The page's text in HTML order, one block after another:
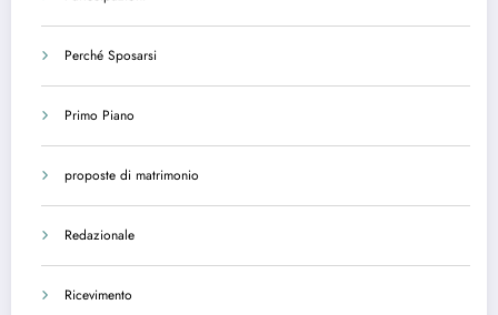
Perché Sposarsi
Primo Piano
proposte di matrimonio
Redazionale
Ricevimento